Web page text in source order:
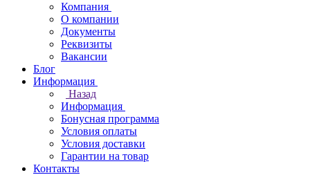
Компания
О компании
Документы
Реквизиты
Вакансии
Блог
Информация
Назад
Информация
Бонусная программа
Условия оплаты
Условия доставки
Гарантии на товар
Контакты